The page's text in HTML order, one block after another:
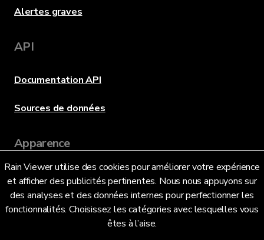
Rain Viewer utilise des cookies pour améliorer votre expérience
et afficher des publicités pertinentes. Nous nous appuyons sur
des analyses et des données internes pour perfectionner les
fonctionnalités. Choisissez les catégories avec lesquelles vous
êtes à l’aise.
Alertes graves
API
Documentation API
Sources de données
Apparence
Langue